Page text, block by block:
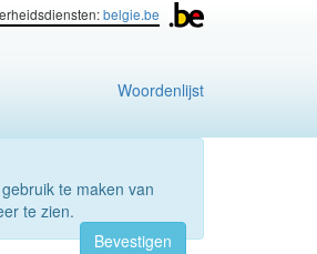
belgie.be
Woordenlijst
te maken van
te zien.
Bevestigen